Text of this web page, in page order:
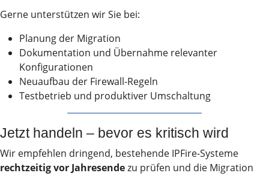
Gerne unterstützen wir Sie bei:
Planung der Migration
Dokumentation und Übernahme relevanter
Konfigurationen
Neuaufbau der Firewall-Regeln
Testbetrieb und produktiver Umschaltung
Jetzt handeln – bevor es kritisch wird
Wir empfehlen dringend, bestehende IPFire-Systeme
rechtzeitig vor Jahresendezu prüfen und die Migration